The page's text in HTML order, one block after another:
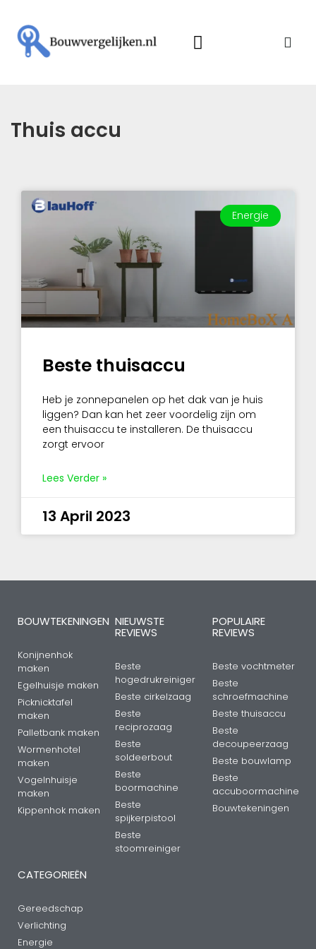
Thuis accu
Energie
Beste thuisaccu
Heb je zonnepanelen op het dak van je huis
liggen? Dan kan het zeer voordelig zijn om
een thuisaccu te installeren. De thuisaccu
zorgt ervoor
Lees Verder »
13 April 2023
BOUWTEKENINGEN
Konijnenhok
maken
Egelhuisje maken
Picknicktafel
maken
Palletbank maken
Wormenhotel
maken
Vogelnhuisje
maken
Kippenhok maken
NIEUWSTE
REVIEWS
Beste
hogedrukreiniger
Beste cirkelzaag
Beste
reciprozaag
Beste
soldeerbout
Beste
boormachine
Beste
spijkerpistool
Beste
stoomreiniger
POPULAIRE
REVIEWS
Beste vochtmeter
Beste
schroefmachine
Beste thuisaccu
Beste
decoupeerzaag
Beste bouwlamp
Beste
accuboormachine
Bouwtekeningen
CATEGORIEËN
Gereedschap
Verlichting
Energie